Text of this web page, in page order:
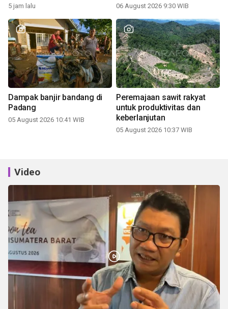
5 jam lalu 06 August 2026 9:30 WIB
Dampak banjir bandang di
Padang
05 August 2026 10:41 WIB
Peremajaan sawit rakyat
untuk produktivitas dan
keberlanjutan
05 August 2026 10:37 WIB
Video